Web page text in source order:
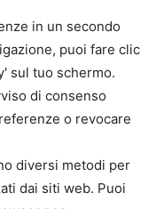
in un secondo
puoi fare clic
sul tuo schermo.
di consenso
o revocare
diversi metodi per
dai siti web. Puoi